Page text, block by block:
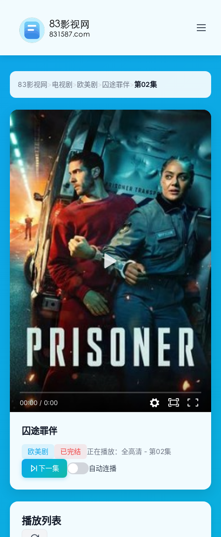
83影视网>电视剧>欧美剧>囚途罪伴>第02集
00:00 / 0:00
囚途罪伴
欧美剧 已完结
正在播放：全高清 - 第02集
下一集
自动连播
播放列表